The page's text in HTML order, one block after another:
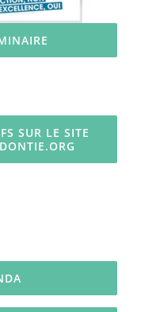
SUR LE SITE